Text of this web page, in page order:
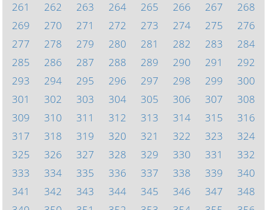
261
262 263 264 265 266 267
268
269
270 271 272 273 274 275
276
277
278 279 280 281 282 283
284
285
286 287 288 289 290 291
292
293
294 295 296 297 298 299
300
301
302 303 304 305 306 307
308
309
310 311 312 313 314 315
316
317
318 319 320 321 322 323
324
325
326 327 328 329 330 331
332
333
334 335 336 337 338 339
340
341
342 343 344 345 346 347
348